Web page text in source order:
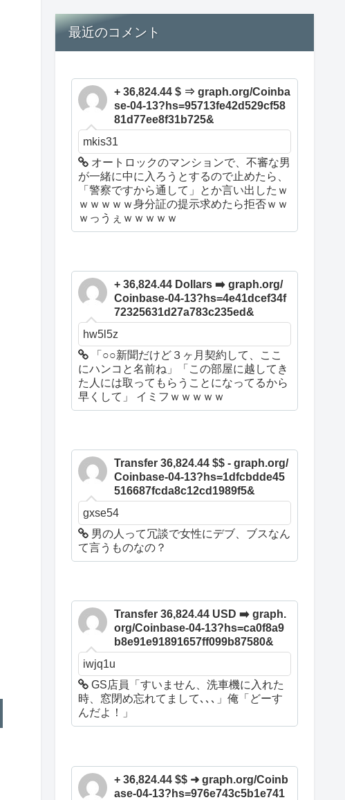
最近のコメント
+ 36,824.44 $ ⇒ graph.org/Coinba
se-04-13?hs=95713fe42d529cf58
81d77ee8f31b725&
mkis31
オートロックのマンションで、不審な男
が一緒に中に入ろうとするので止めたら、
「警察ですから通して」とか言い出したｗ
ｗｗｗｗｗ身分証の提示求めたら拒否ｗｗ
ｗっうぇｗｗｗｗｗ
+ 36,824.44 Dollars ➡️ graph.org/
Coinbase-04-13?hs=4e41dcef34f
72325631d27a783c235ed&
hw5l5z
「○○新聞だけど３ヶ月契約して、ここ
にハンコと名前ね」「この部屋に越してき
た人には取ってもらうことになってるから
早くして」 イミフｗｗｗｗｗ
Transfer 36,824.44 $$ - graph.org/
Coinbase-04-13?hs=1dfcbdde45
516687fcda8c12cd1989f5&
gxse54
男の人って冗談で女性にデブ、ブスなん
て言うものなの？
Transfer 36,824.44 USD ➡️ graph.
org/Coinbase-04-13?hs=ca0f8a9
b8e91e91891657ff099b87580&
iwjq1u
GS店員「すいません、洗車機に入れた
時、窓閉め忘れてまして､､､」俺「どーす
んだよ！」
+ 36,824.44 $$ ➜ graph.org/Coinb
ase-04-13?hs=976e743c5b1e741